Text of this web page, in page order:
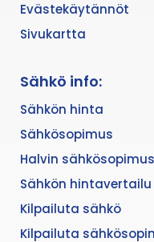
Evästekäytännöt
Sivukartta
Sähkö info:
Sähkön hinta
Sähkösopimus
Halvin sähkösopimus
Sähkön hintavertailu
Kilpailuta sähkö
Kilpailuta